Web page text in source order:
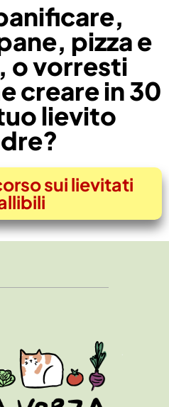
pizza e
o vorresti
creare in 30
lievito
sui lievitati